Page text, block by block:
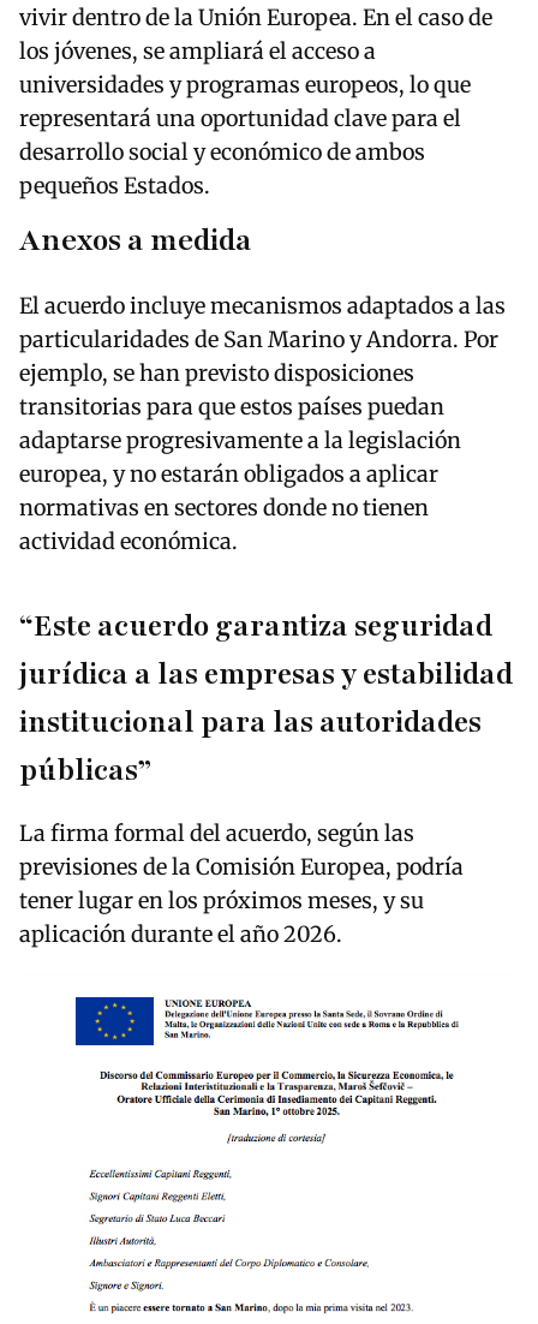
vivir dentro de la Unión Europea. En el caso de
los jóvenes, se ampliará el acceso a
universidades y programas europeos, lo que
representará una oportunidad clave para el
desarrollo social y económico de ambos
pequeños Estados.
Anexos a medida
El acuerdo incluye mecanismos adaptados a las
particularidades de San Marino y Andorra. Por
ejemplo, se han previsto disposiciones
transitorias para que estos países puedan
adaptarse progresivamente a la legislación
europea, y no estarán obligados a aplicar
normativas en sectores donde no tienen
actividad económica.
“Este acuerdo garantiza seguridad
jurídica a las empresas y estabilidad
institucional para las autoridades
públicas”
La firma formal del acuerdo, según las
previsiones de la Comisión Europea, podría
tener lugar en los próximos meses, y su
aplicación durante el año 2026.